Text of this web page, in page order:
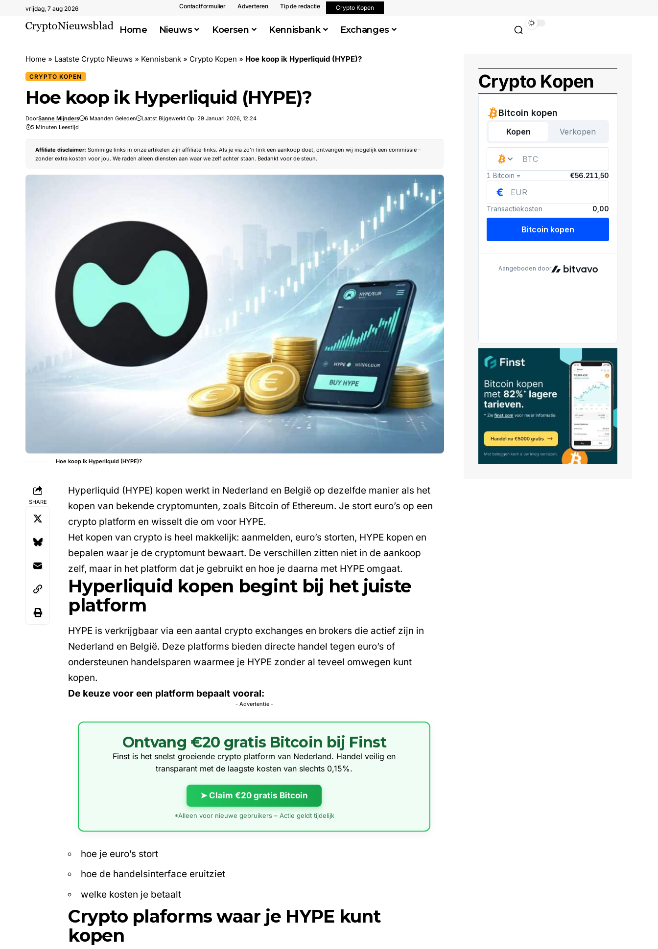
vrijdag, 7 aug 2026 Contactformulier Adverteren Tip de redactie Crypto Kopen
Home Nieuws Koersen Kennisbank Exchanges
Home » Laatste Crypto Nieuws » Kennisbank » Crypto Kopen » Hoe koop ik Hyperliquid (HYPE)?
CRYPTO KOPEN
Hoe koop ik Hyperliquid (HYPE)?
DoorSanne Mijnders 6 Maanden Geleden
Laatst Bijgewerkt Op: 29 Januari 2026, 12:24
5 Minuten Leestijd
Affiliate disclaimer: Sommige links in onze artikelen zijn affiliate-links. Als je via zo’n link een aankoop doet, ontvangen wij mogelijk een commissie –
zonder extra kosten voor jou. We raden alleen diensten aan waar we zelf achter staan. Bedankt voor de steun.
Hoe koop ik Hyperliquid (HYPE)?
SHARE
Hyperliquid (HYPE) kopen werkt in Nederland en België op dezelfde manier als het
kopen van bekende cryptomunten, zoals Bitcoin of Ethereum. Je stort euro’s op een
crypto platform en wisselt die om voor HYPE.
Het kopen van crypto is heel makkelijk: aanmelden, euro’s storten, HYPE kopen en
bepalen waar je de cryptomunt bewaart. De verschillen zitten niet in de aankoop
zelf, maar in het platform dat je gebruikt en hoe je daarna met HYPE omgaat.
Hyperliquid kopen begint bij het juiste
platform
HYPE is verkrijgbaar via een aantal crypto exchanges en brokers die actief zijn in
Nederland en België. Deze platforms bieden directe handel tegen euro’s of
ondersteunen handelsparen waarmee je HYPE zonder al teveel omwegen kunt
kopen.
De keuze voor een platform bepaalt vooral:
- Advertentie -
Ontvang €20 gratis Bitcoin bij Finst
Finst is het snelst groeiende crypto platform van Nederland. Handel veilig en
transparant met de laagste kosten van slechts 0,15%.
➤ Claim €20 gratis Bitcoin
*Alleen voor nieuwe gebruikers – Actie geldt tijdelijk
hoe je euro’s stort
hoe de handelsinterface eruitziet
welke kosten je betaalt
Crypto plaforms waar je HYPE kunt
kopen
Crypto Kopen